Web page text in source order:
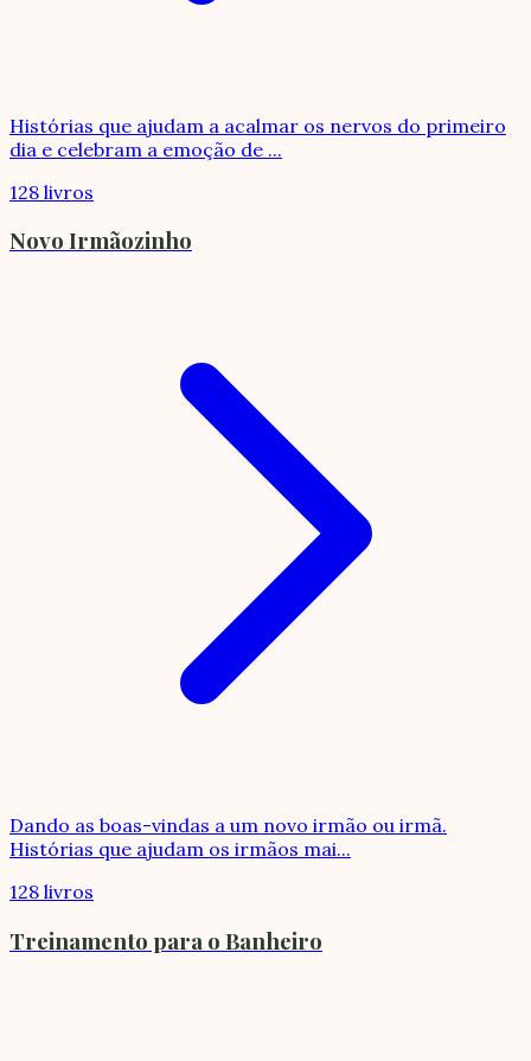
Histórias que ajudam a acalmar os nervos do primeiro
dia e celebram a emoção de ...
128 livros
Novo Irmãozinho
Dando as boas-vindas a um novo irmão ou irmã.
Histórias que ajudam os irmãos mai...
128 livros
Treinamento para o Banheiro